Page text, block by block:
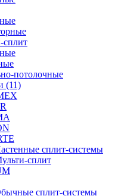
сплит
потолочные
(11)
сплит-системы
сплит
сплит-системы